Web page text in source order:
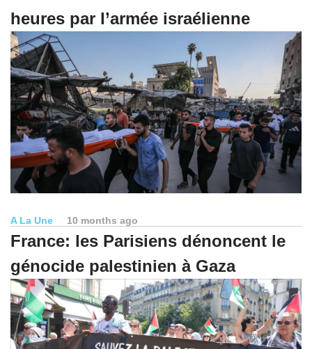
heures par l’armée israélienne
A La Une 10 months ago
France: les Parisiens dénoncent le
génocide palestinien à Gaza